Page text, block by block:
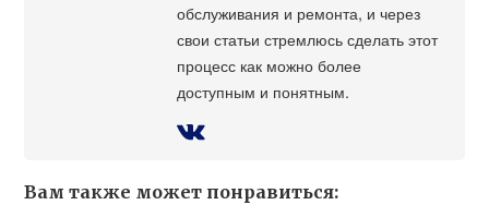
обслуживания и ремонта, и через
свои статьи стремлюсь сделать этот
процесс как можно более
доступным и понятным.
Вам также может понравиться: